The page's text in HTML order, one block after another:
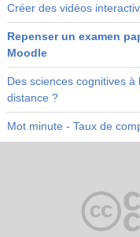
Créer des vidéos
Repenser un examen
Moodle
Des sciences cognitives
distance ?
Mot minute - Taux de